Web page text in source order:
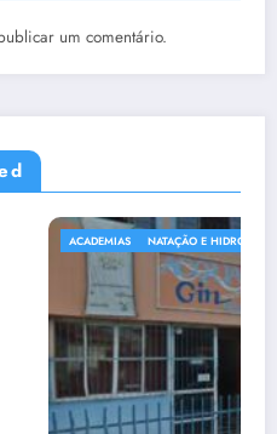
um comentário.
EM SABARÁ